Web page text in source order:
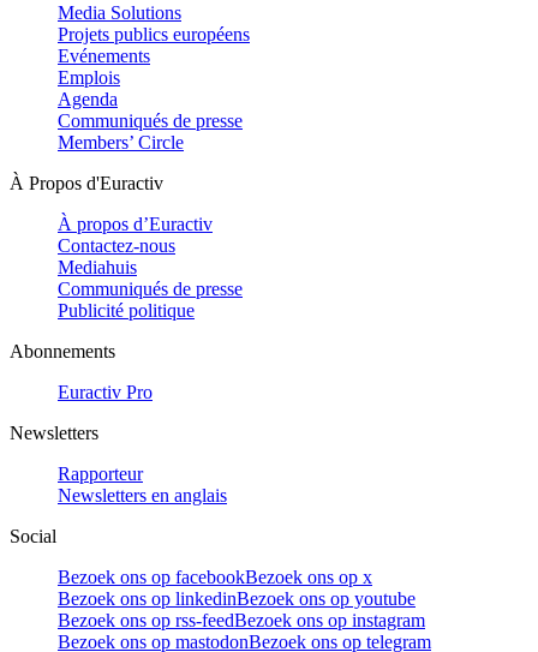
Media Solutions
Projets publics européens
Evénements
Emplois
Agenda
Communiqués de presse
Members’ Circle
À Propos d'Euractiv
À propos d’Euractiv
Contactez-nous
Mediahuis
Communiqués de presse
Publicité politique
Abonnements
Euractiv Pro
Newsletters
Rapporteur
Newsletters en anglais
Social
Bezoek ons op facebookBezoek ons op x
Bezoek ons op linkedinBezoek ons op youtube
Bezoek ons op rss-feedBezoek ons op instagram
Bezoek ons op mastodonBezoek ons op telegram